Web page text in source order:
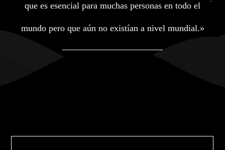
que es esencial para muchas personas en todo el
mundo pero que aún no existían a nivel mundial.»